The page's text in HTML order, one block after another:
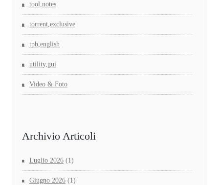
tool,notes
torrent,exclusive
tpb,english
utility,gui
Video & Foto
Archivio Articoli
Luglio 2026 (1)
Giugno 2026 (1)